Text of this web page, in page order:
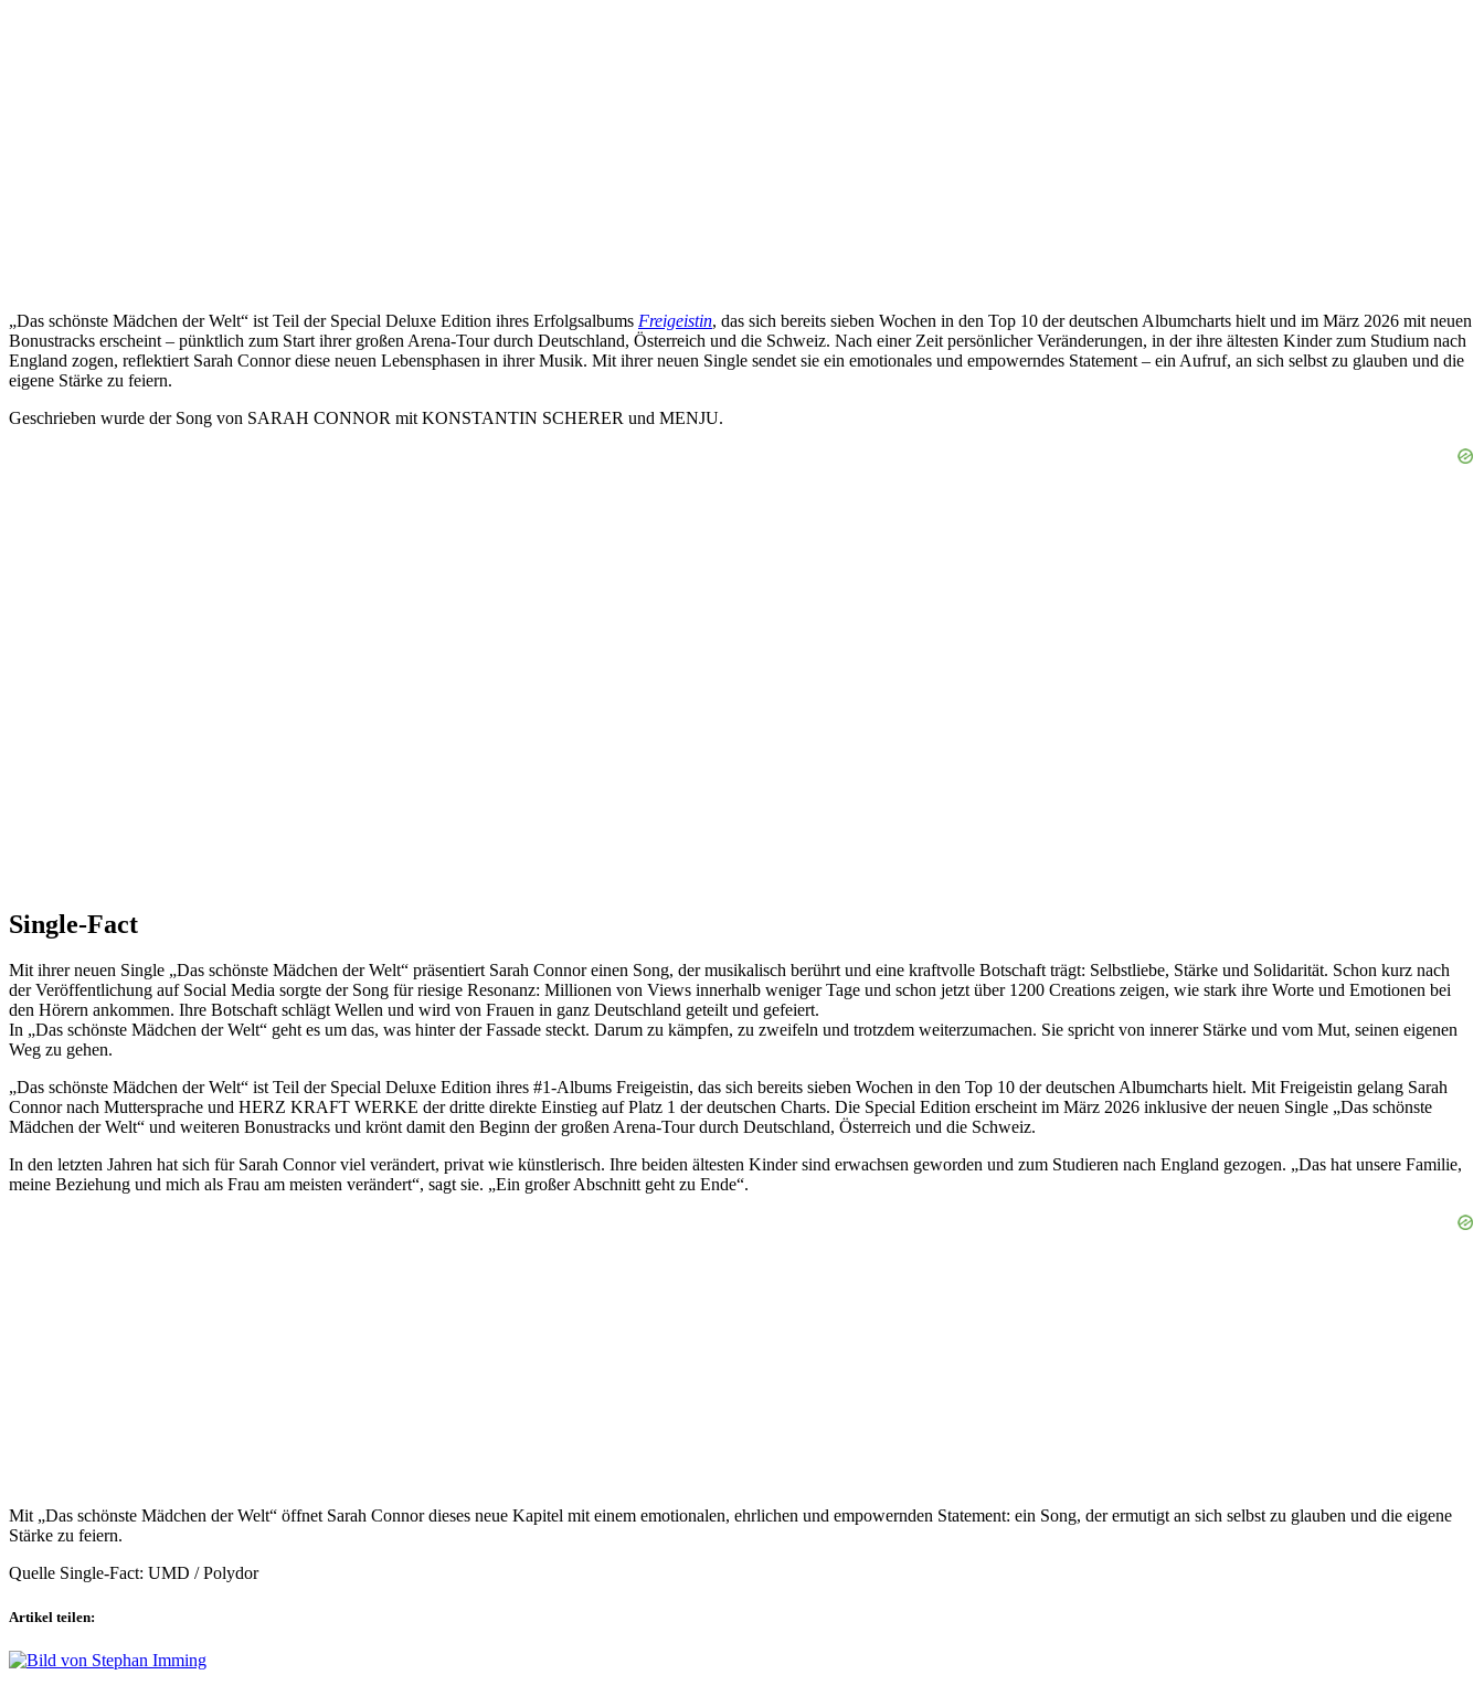
„Das schönste Mädchen der Welt“ ist Teil der Special Deluxe Edition ihres Erfolgsalbums Freigeistin, das sich bereits sieben Wochen in den Top 10 der deutschen Albumcharts hielt und im März 2026 mit neuen
Bonustracks erscheint – pünktlich zum Start ihrer großen Arena-Tour durch Deutschland, Österreich und die Schweiz. Nach einer Zeit persönlicher Veränderungen, in der ihre ältesten Kinder zum Studium nach
England zogen, reflektiert Sarah Connor diese neuen Lebensphasen in ihrer Musik. Mit ihrer neuen Single sendet sie ein emotionales und empowerndes Statement – ein Aufruf, an sich selbst zu glauben und die
eigene Stärke zu feiern.
Geschrieben wurde der Song von SARAH CONNOR mit KONSTANTIN SCHERER und MENJU.
Single-Fact
Mit ihrer neuen Single „Das schönste Mädchen der Welt“ präsentiert Sarah Connor einen Song, der musikalisch berührt und eine kraftvolle Botschaft trägt: Selbstliebe, Stärke und Solidarität. Schon kurz nach
der Veröffentlichung auf Social Media sorgte der Song für riesige Resonanz: Millionen von Views innerhalb weniger Tage und schon jetzt über 1200 Creations zeigen, wie stark ihre Worte und Emotionen bei
den Hörern ankommen. Ihre Botschaft schlägt Wellen und wird von Frauen in ganz Deutschland geteilt und gefeiert.
In „Das schönste Mädchen der Welt“ geht es um das, was hinter der Fassade steckt. Darum zu kämpfen, zu zweifeln und trotzdem weiterzumachen. Sie spricht von innerer Stärke und vom Mut, seinen eigenen
Weg zu gehen.
„Das schönste Mädchen der Welt“ ist Teil der Special Deluxe Edition ihres #1-Albums Freigeistin, das sich bereits sieben Wochen in den Top 10 der deutschen Albumcharts hielt. Mit Freigeistin gelang Sarah
Connor nach Muttersprache und HERZ KRAFT WERKE der dritte direkte Einstieg auf Platz 1 der deutschen Charts. Die Special Edition erscheint im März 2026 inklusive der neuen Single „Das schönste
Mädchen der Welt“ und weiteren Bonustracks und krönt damit den Beginn der großen Arena-Tour durch Deutschland, Österreich und die Schweiz.
In den letzten Jahren hat sich für Sarah Connor viel verändert, privat wie künstlerisch. Ihre beiden ältesten Kinder sind erwachsen geworden und zum Studieren nach England gezogen. „Das hat unsere Familie,
meine Beziehung und mich als Frau am meisten verändert“, sagt sie. „Ein großer Abschnitt geht zu Ende“.
Mit „Das schönste Mädchen der Welt“ öffnet Sarah Connor dieses neue Kapitel mit einem emotionalen, ehrlichen und empowernden Statement: ein Song, der ermutigt an sich selbst zu glauben und die eigene
Stärke zu feiern.
Quelle Single-Fact: UMD / Polydor
Artikel teilen: